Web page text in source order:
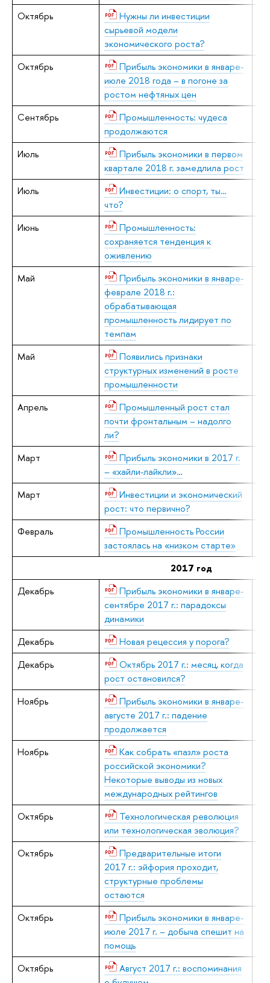
Октябрь
Нужны ли инвестиции
сырьевой модели
экономического роста?
Октябрь
Прибыль экономики в январе-
июле 2018 года – в погоне за
ростом нефтяных цен
Сентябрь
Промышленность: чудеса
продолжаются
Июль
Прибыль экономики в первом
квартале 2018 г. замедлила рост
Июль
Инвестиции: о спорт, ты…
что?
Июнь
Промышленность:
сохраняется тенденция к
оживлению
Май
Прибыль экономики в январе-
феврале 2018 г.:
обрабатывающая
промышленность лидирует по
темпам
Май
Появились признаки
структурных изменений в росте
промышленности
Апрель
Промышленный рост стал
почти фронтальным – надолго
ли?
Март
Прибыль экономики в 2017 г.
– «хайли-лайкли»…
Март
Инвестиции и экономический
рост: что первично?
Февраль
Промышленность России
застоялась на «низком старте»
2017 год
Декабрь
Прибыль экономики в январе-
сентябре 2017 г.: парадоксы
динамики
Декабрь Новая рецессия у порога?
Декабрь
Октябрь 2017 г.: месяц, когда
рост остановился?
Ноябрь
Прибыль экономики в январе-
августе 2017 г.: падение
продолжается
Ноябрь
Как собрать «пазл» роста
российской экономики?
Некоторые выводы из новых
международных рейтингов
Октябрь
Технологическая революция
или технологическая эволюция?
Октябрь
Предварительные итоги
2017 г.: эйфория проходит,
структурные проблемы
остаются
Октябрь
Прибыль экономики в январе-
июле 2017 г. – добыча спешит на
помощь
Октябрь
Август 2017 г.: воспоминания